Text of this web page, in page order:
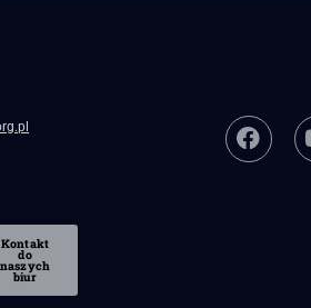
Kontakt
do
naszych
biur